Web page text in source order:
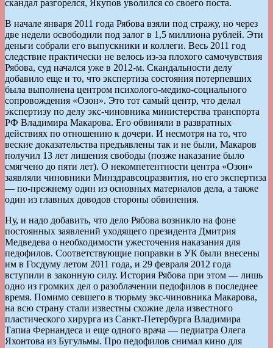
скандал разгорелся, Якупов уволился со своего поста.
В начале января 2011 года Рябова взяли под стражу, но через
две недели освободили под залог в 1,5 миллиона рублей. Эти
деньги собрали его выпускники и коллеги. Весь 2011 год
следствие практически не велось из-за плохого самочувствия
Рябова, суд начался уже в 2012-м. Скандальности делу
добавило еще и то, что экспертиза состояния потерпевших
была выполнена центром психолого-медико-социального
сопровождения «Озон». Это тот самый центр, что делал
экспертизу по делу экс-чиновника министерства транспорта
РФ Владимира Макарова. Его обвиняли в развратных
действиях по отношению к дочери. И несмотря на то, что
веские доказательства предъявлены так и не были, Макаров
получил 13 лет лишения свободы (позже наказание было
смягчено до пяти лет). О некомпетентности центра «Озон»
заявляли чиновники Минздравсоцразвития, но его экспертиза
— по-прежнему один из основных материалов дела, а также
один из главных доводов стороны обвинения.
Ну, и надо добавить, что дело Рябова возникло на фоне
постоянных заявлений уходящего президента Дмитрия
Медведева о необходимости ужесточения наказания для
педофилов. Соответствующие поправки в УК были внесены
им в Госдуму летом 2011 года, и 29 февраля 2012 года
вступили в законную силу. История Рябова при этом — лишь
одно из громких дел о разоблачении педофилов в последнее
время. Помимо севшего в тюрьму экс-чиновника Макарова,
на всю страну стали известны схожие дела известного
пластического хирурга из Санкт-Петербурга Владимира
Тапиа Фернандеса и еще одного врача — педиатра Олега
Яхонтова из Бугульмы. Про педофилов снимал кино для